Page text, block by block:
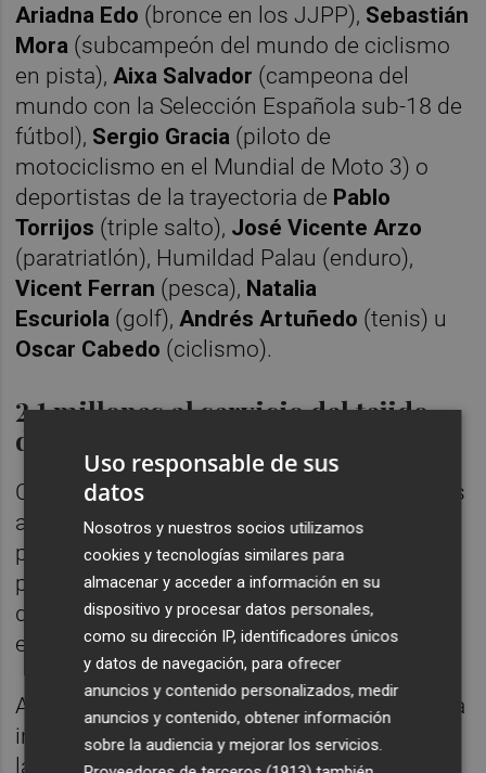
Ariadna Edo (bronce en los JJPP), Sebastián
Mora (subcampeón del mundo de ciclismo
en pista),Aixa Salvador (campeona del
mundo con la Selección Española sub-18 de
fútbol), Sergio Gracia (piloto de
motociclismo en el Mundial de Moto 3) o
deportistas de la trayectoria de Pablo
Torrijos (triple salto), José Vicente Arzo
(paratriatlón), Humildad Palau (enduro),
Vicent Ferran (pesca), Natalia
Escuriola (golf),Andrés Artuñedo (tenis) u
Oscar Cabedo (ciclismo).
2,1 millones al servicio del tejido
deportista
Con la aprobación hace unos días de nuevas
ayudas al impulso del deporte en la
provincia, la Diputación de Castellón ha
puesto ya a disposición del tejido deportivo
de la provincia un total de 2.173.961 euros
este año.
Así, durante los 100 primeros días del año, la
institución provincial ha resuelto el 80% de
las convocatorias de libre concurrencia y ha
Uso responsable de sus
datos
Nosotros y nuestros socios utilizamos
cookies y tecnologías similares para
almacenar y acceder a información en su
dispositivo y procesar datos personales,
como su dirección IP, identificadores únicos
y datos de navegación, para ofrecer
anuncios y contenido personalizados, medir
anuncios y contenido, obtener información
sobre la audiencia y mejorar los servicios.